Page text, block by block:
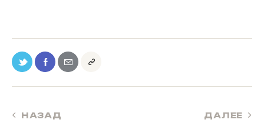
НАЗАД ДАЛЕЕ